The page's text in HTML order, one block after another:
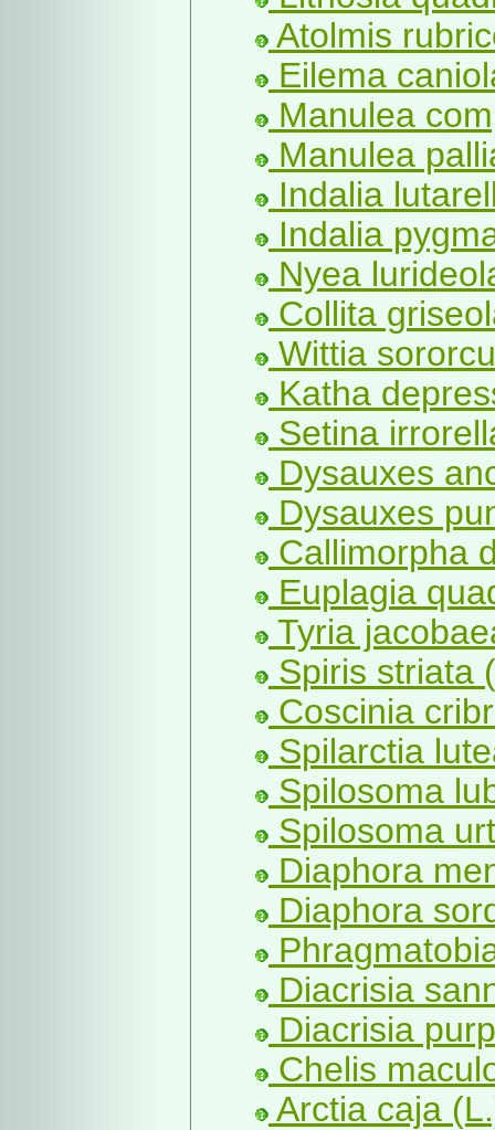
Atolmis
Eilema
Manulea
Manulea
Indalia
Indalia
Nyea
Collita
Wittia
Katha
Setina
Dysauxes
Dysauxes
Callimorpha
Euplagia
Tyria
Spiris striata
Coscinia
Spilarctia
Spilosoma
Spilosoma
Diaphora
Diaphora
Diacrisia
Diacrisia
Chelis
Arctia caja